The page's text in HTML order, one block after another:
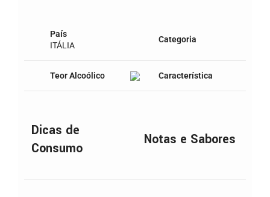
País
ITÁLIA
Categoria
Teor Alcoólico Característica
Dicas de
Consumo
Notas e Sabores